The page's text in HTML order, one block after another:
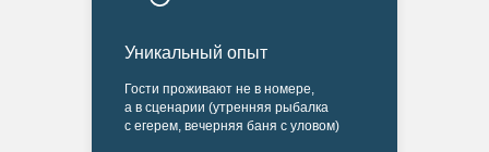
Уникальный опыт
Гости проживают не в номере,
а в сценарии (утренняя рыбалка
с егерем, вечерняя баня с уловом)